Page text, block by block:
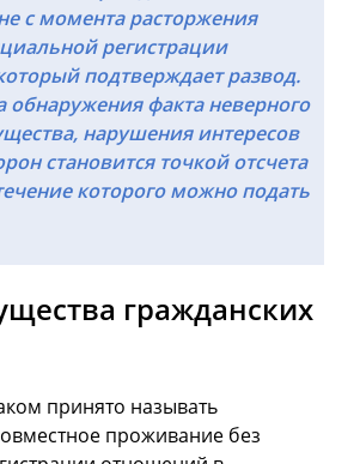
с момента расторжения
регистрации
подтверждает развод.
обнаружения факта неверного
нарушения интересов
становится точкой отсчета
которого можно подать
гражданских
принято называть
проживание без